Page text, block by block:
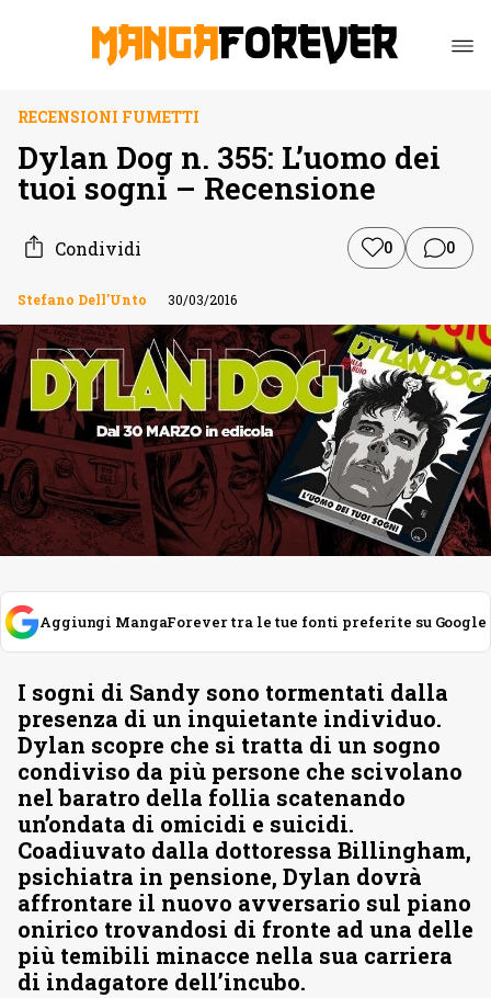
RECENSIONI FUMETTI
Dylan Dog n. 355: L’uomo dei
tuoi sogni – Recensione
Condividi 0 0
Stefano Dell'Unto 30/03/2016
Aggiungi MangaForever tra le tue fonti preferite su Google
I sogni di Sandy sono tormentati dalla
presenza di un inquietante individuo.
Dylan scopre che si tratta di un sogno
condiviso da più persone che scivolano
nel baratro della follia scatenando
un’ondata di omicidi e suicidi.
Coadiuvato dalla dottoressa Billingham,
psichiatra in pensione, Dylan dovrà
affrontare il nuovo avversario sul piano
onirico trovandosi di fronte ad una delle
più temibili minacce nella sua carriera
di indagatore dell’incubo.